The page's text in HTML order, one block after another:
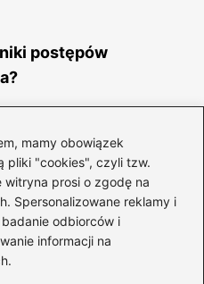
mamy obowiązek
pliki "cookies", czyli tzw.
prosi o zgodę na
Spersonalizowane reklamy i
odbiorców i
informacji na
postępów
treningu niż sama
efekty naszych
a nie tylko
po treningu?